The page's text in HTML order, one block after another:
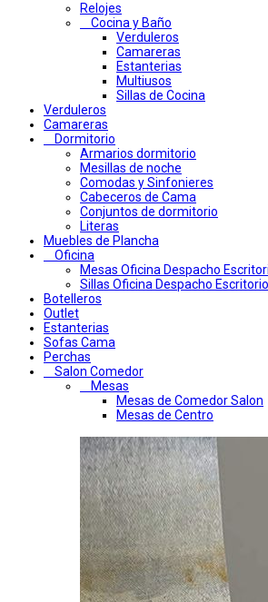
Relojes
Cocina y Baño
Verduleros
Camareras
Estanterias
Multiusos
Sillas de Cocina
Verduleros
Camareras
Dormitorio
Armarios dormitorio
Mesillas de noche
Comodas y Sinfonieres
Cabeceros de Cama
Conjuntos de dormitorio
Literas
Muebles de Plancha
Oficina
Mesas Oficina Despacho
Sillas Oficina Despacho Escritorio
Botelleros
Outlet
Estanterias
Sofas Cama
Perchas
Salon Comedor
Mesas
Mesas de Comedor Salon
Mesas de Centro